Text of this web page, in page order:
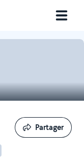
Partager
Partager